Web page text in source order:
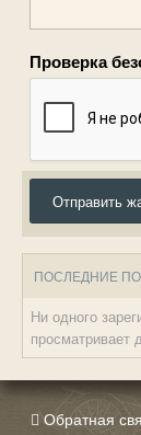
Проверка
Отправить
ПОСЛЕДНИЕ
Ни одного
просматривает
Обратная